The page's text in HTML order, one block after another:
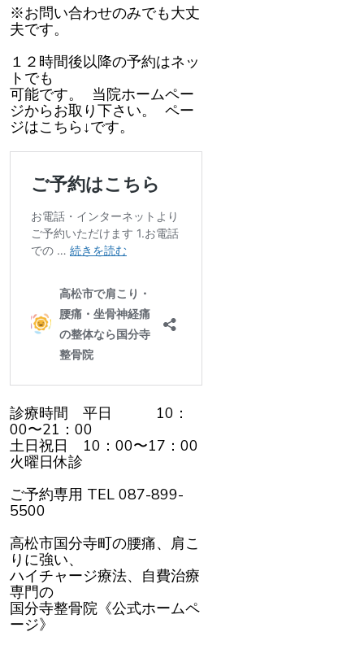
※お問い合わせのみでも大丈
夫です。
１２時間後以降の予約はネッ
トでも
可能です。 当院ホームペー
ジからお取り下さい。 ペー
ジはこちら↓です。
診療時間 平日 10：
00〜21：00
土日祝日 10：00〜17：00
火曜日休診
ご予約専用 TEL 087-899-
5500
高松市国分寺町の腰痛、肩こ
りに強い、
ハイチャージ療法、自費治療
専門の
国分寺整骨院《公式ホームペ
ージ》